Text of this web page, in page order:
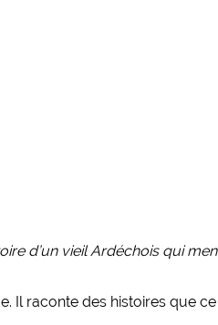
d’un vieil Ardéchois qui
Il raconte des histoires que